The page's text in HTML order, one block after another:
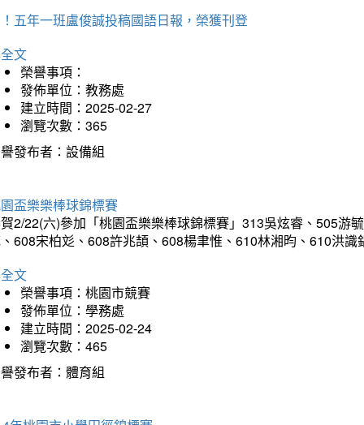
五年一班盧俊誠投稿國語日報，榮獲刊登
文
榮譽事項：
發佈單位：教務處
建立時間：2025-02-27
瀏覽次數：365
發布者：設備組
盃樂樂棒球錦標賽
2/22(六)參加「桃園盃樂樂棒球錦標賽」313吳炫睿、505游
608宋柏彣、608許兆頡、608楊聿惟、610林湘昀、610洪
文
榮譽事項：桃園市競賽
發佈單位：學務處
建立時間：2025-02-24
瀏覽次數：465
發布者：體育組